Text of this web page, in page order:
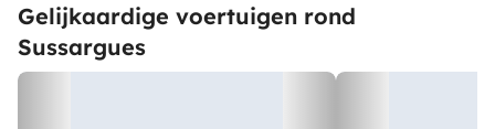
Gelijkaardige voertuigen rond
Sussargues